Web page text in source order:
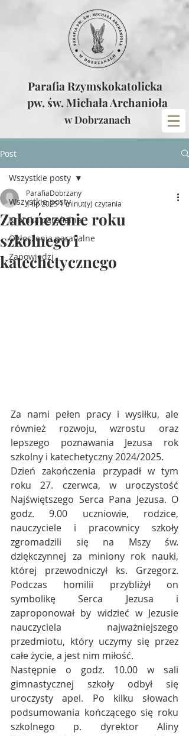
Parafia Rzymskokatolicka
pw. św. Michała Archanioła
w Dobrzanach
Post
Wszystkie posty
Kronika parafialna
Ogłoszenia parafialne
Zapowiedzi
Wszystkie posty
Zakończenie roku
szkolnego i
katechetycznego
ParafiaDobrzany
1 lip 20251 minut(y) czytania
Za nami pełen pracy i wysiłku, ale
również rozwoju, wzrostu oraz
lepszego poznawania Jezusa rok
szkolny i katechetyczny 2024/2025.
Dzień zakończenia przypadł w tym
roku 27. czerwca, w uroczystość
Najświętszego Serca Pana Jezusa. O
godz. 9.00 uczniowie, rodzice,
nauczyciele i pracownicy szkoły
zgromadzili się na Mszy św.
dziękczynnej za miniony rok nauki,
której przewodniczył ks. Grzegorz.
Podczas homilii przybliżył on
symbolikę Serca Jezusa i
zaproponował by widzieć w Jezusie
nauczyciela najważniejszego
przedmiotu, który uczymy się przez
całe życie, a jest nim miłość.
Następnie o godz. 10.00 w sali
gimnastycznej szkoły odbył się
uroczysty apel. Po kilku słowach
podsumowania kończącego się roku
szkolnego p. dyrektor Aliny